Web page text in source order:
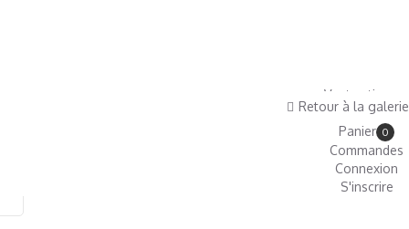
Ventes tirages
Boutique
Panier 0
Commandes
Connexion
S'inscrire
Retour à la galerie